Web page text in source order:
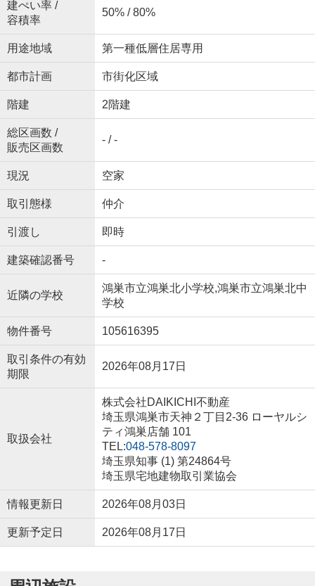
建ぺい率 /
容積率
50% / 80%
用途地域 第一種低層住居専用
都市計画 市街化区域
階建 2階建
総区画数 /
販売区画数
- / -
現況 空家
取引態様 仲介
引渡し 即時
建築確認番号 -
近隣の学校
鴻巣市立鴻巣北小学校,鴻巣市立鴻巣北中
学校
物件番号 105616395
取引条件の有効
期限
2026年08月17日
取扱会社
株式会社DAIKICHI不動産
埼玉県鴻巣市天神２丁目2-36 ローヤルシ
ティ鴻巣店舗 101
TEL:048-578-8097
埼玉県知事 (1) 第24864号
埼玉県宅地建物取引業協会
情報更新日 2026年08月03日
更新予定日 2026年08月17日